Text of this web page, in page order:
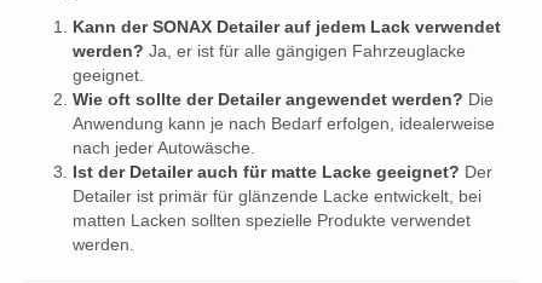
Kann der SONAX Detailer auf jedem Lack verwendet
werden? Ja, er ist für alle gängigen Fahrzeuglacke
geeignet.
Wie oft sollte der Detailer angewendet werden? Die
Anwendung kann je nach Bedarf erfolgen, idealerweise
nach jeder Autowäsche.
Ist der Detailer auch für matte Lacke geeignet? Der
Detailer ist primär für glänzende Lacke entwickelt, bei
matten Lacken sollten spezielle Produkte verwendet
werden.